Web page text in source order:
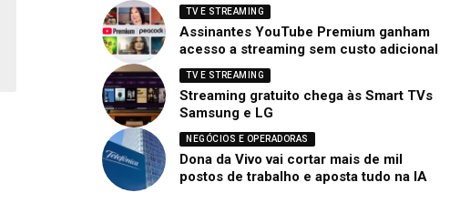
TV E STREAMING
Assinantes YouTube Premium ganham
acesso a streaming sem custo adicional
TV E STREAMING
Streaming gratuito chega às Smart TVs
Samsung e LG
NEGÓCIOS E OPERADORAS
Dona da Vivo vai cortar mais de mil
postos de trabalho e aposta tudo na IA